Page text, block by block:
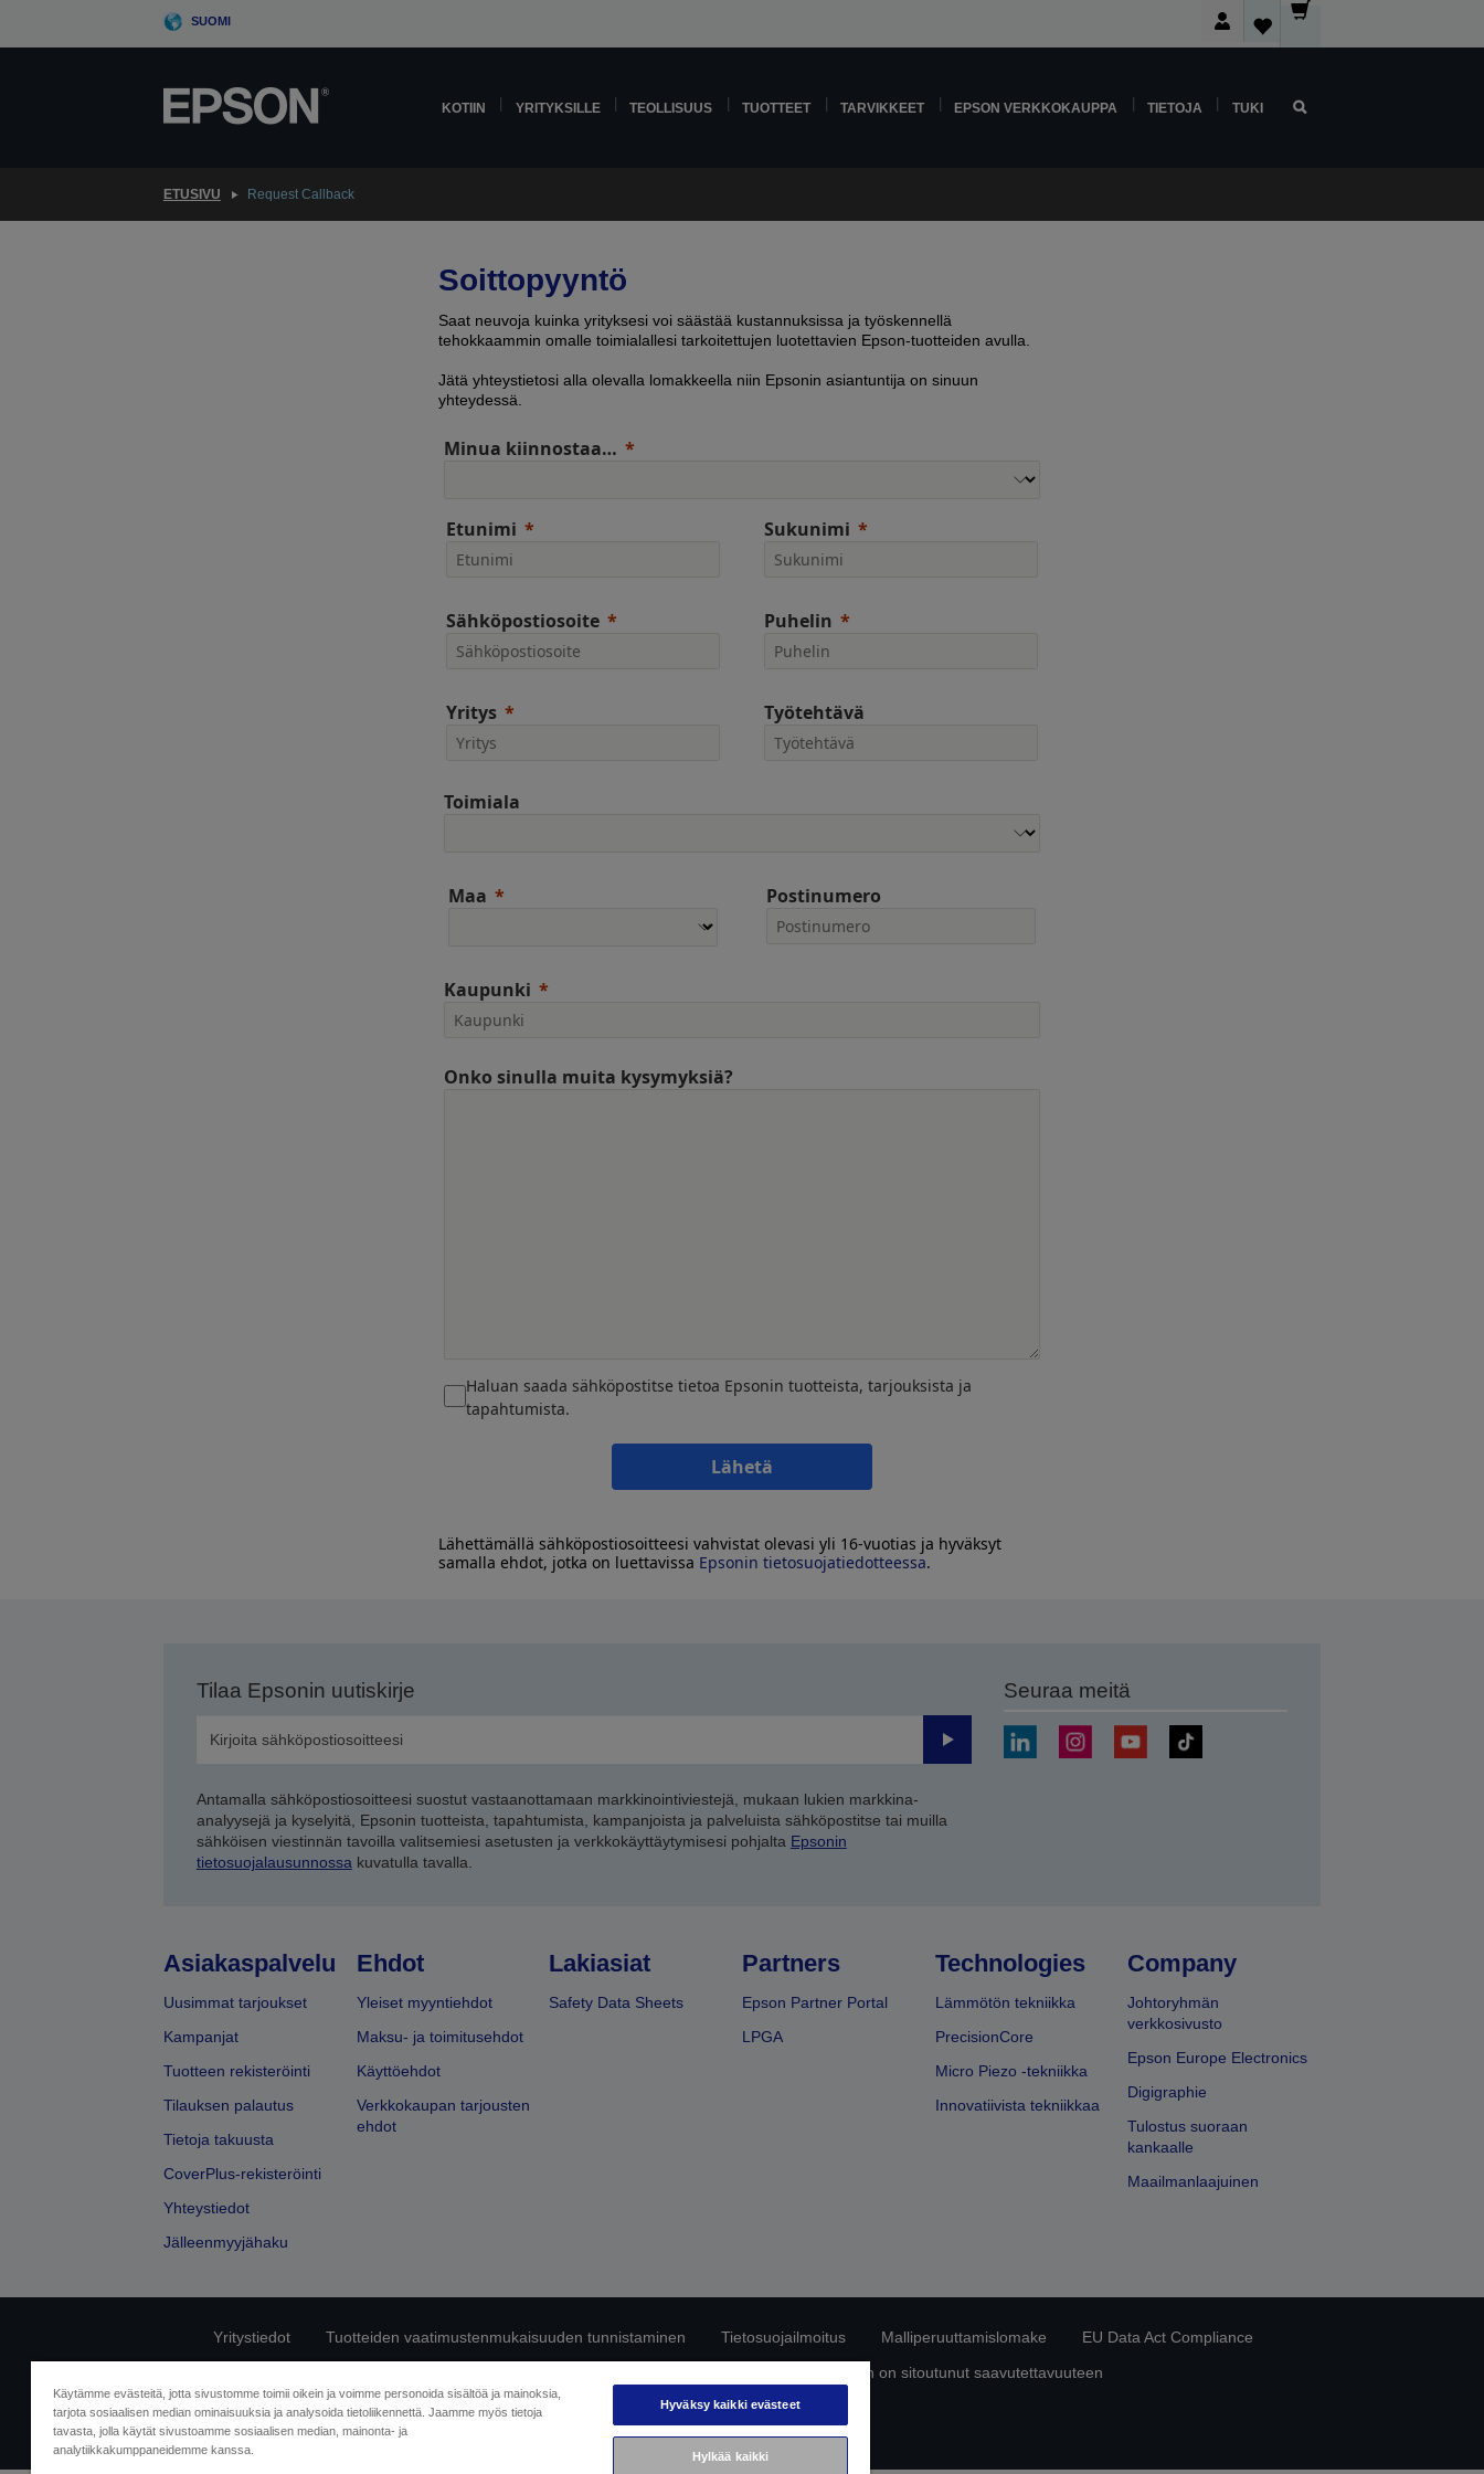
SUOMI
KOTIIN YRITYKSILLE TEOLLISUUS TUOTTEET TARVIKKEET EPSON VERKKOKAUPPA TIETOJA TUKI
ETUSIVU Request Callback
Soittopyyntö
Saat neuvoja kuinka yrityksesi voi säästää kustannuksissa ja työskennellä
tehokkaammin omalle toimialallesi tarkoitettujen luotettavien Epson-tuotteiden avulla.
Jätä yhteystietosi alla olevalla lomakkeella niin Epsonin asiantuntija on sinuun
yhteydessä.
Minua kiinnostaa…
Etunimi Sukunimi
Sähköpostiosoite Puhelin
Yritys Työtehtävä
Toimiala
Maa Postinumero
Kaupunki
Onko sinulla muita kysymyksiä?
Haluan saada sähköpostitse tietoa Epsonin tuotteista, tarjouksista ja
tapahtumista.
Lähetä
Lähettämällä sähköpostiosoitteesi vahvistat olevasi yli 16-vuotias ja hyväksyt
samalla ehdot, jotka on luettavissa Epsonin tietosuojatiedotteessa.
Tilaa Epsonin uutiskirje
Lähetä
Antamalla sähköpostiosoitteesi suostut vastaanottamaan markkinointiviestejä, mukaan lukien markkina-
analyysejä ja kyselyitä, Epsonin tuotteista, tapahtumista, kampanjoista ja palveluista sähköpostitse tai muilla
sähköisen viestinnän tavoilla valitsemiesi asetusten ja verkkokäyttäytymisesi pohjalta Epsonin
tietosuojalausunnossa kuvatulla tavalla.
Seuraa meitä
Asiakaspalvelu
Uusimmat tarjoukset
Kampanjat
Tuotteen rekisteröinti
Tilauksen palautus
Tietoja takuusta
CoverPlus-rekisteröinti
Yhteystiedot
Jälleenmyyjähaku
Ehdot
Yleiset myyntiehdot
Maksu- ja toimitusehdot
Käyttöehdot
Verkkokaupan tarjousten
ehdot
Lakiasiat
Safety Data Sheets
Partners
Epson Partner Portal
LPGA
Technologies
Lämmötön tekniikka
PrecisionCore
Micro Piezo -tekniikka
Innovatiivista tekniikkaa
Company
Johtoryhmän
verkkosivusto
Epson Europe Electronics
Digigraphie
Tulostus suoraan
kankaalle
Maailmanlaajuinen
Yritystiedot Tuotteiden vaatimustenmukaisuuden tunnistaminen Tietosuojailmoitus Malliperuuttamislomake
EU Data Act Compliance
Epson on sitoutunut saavutettavuuteen
Käytämme evästeitä, jotta sivustomme toimii oikein ja voimme personoida sisältöä ja mainoksia,
tarjota sosiaalisen median ominaisuuksia ja analysoida tietoliikennettä. Jaamme myös tietoja
tavasta, jolla käytät sivustoamme sosiaalisen median, mainonta- ja
analytiikkakumppaneidemme kanssa.
Hyväksy kaikki evästeet
Hylkää kaikki